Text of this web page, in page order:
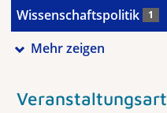
Wissenschaftspolitik 1
Mehr zeigen
Veranstaltungsart